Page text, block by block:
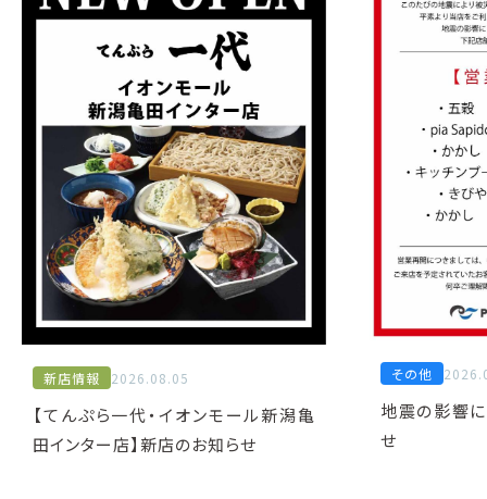
新店情報 2026.08.05
【てんぷら一代・イオンモール新潟亀
田インター店】新店のお知らせ
その他
地震の影響
せ